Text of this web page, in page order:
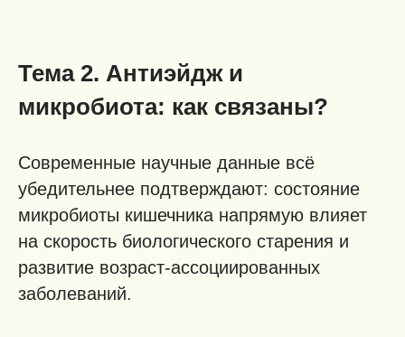
Тема 2. Антиэйдж и
микробиота: как связаны?
Современные научные данные всё
убедительнее подтверждают: состояние
микробиоты кишечника напрямую влияет
на скорость биологического старения и
развитие возраст-ассоциированных
заболеваний.